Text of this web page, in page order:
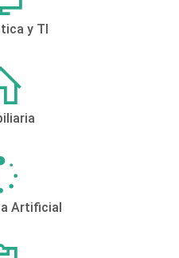
y TI
Artificial